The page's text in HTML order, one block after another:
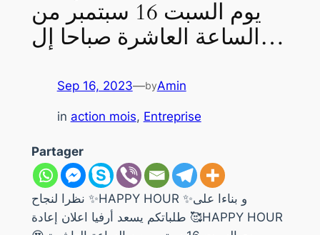
يوم السبت 16 سبتمبر من
الساعة العاشرة صباحا إل…
Sep 16, 2023—byAmin
in action mois, Entreprise
Partager
نظرا لنجاح ✨HAPPY HOUR ✨و بناءا على
طلباتكم يسعد أرفيا اعلان إعادة 🥰HAPPY HOUR